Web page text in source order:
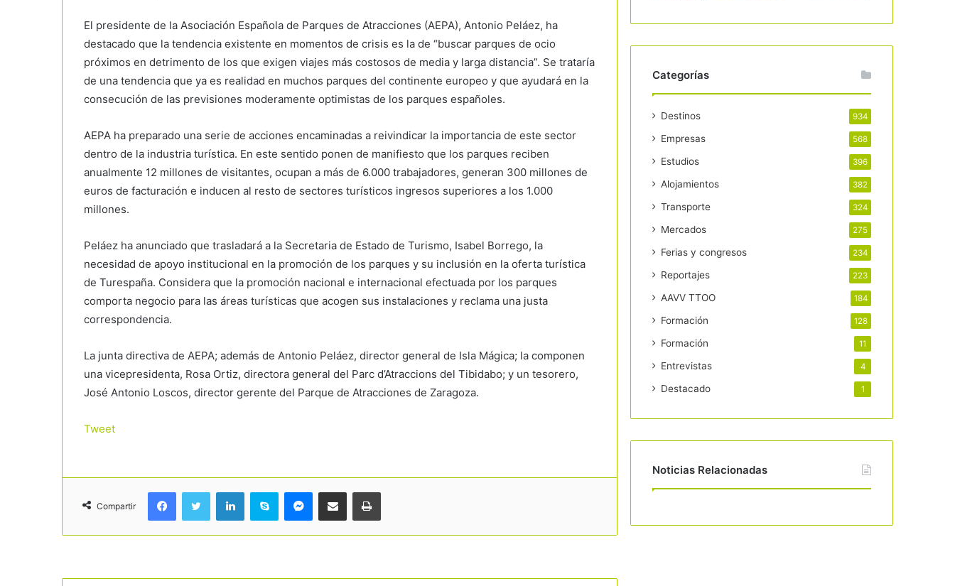
El presidente de la Asociación Española de Parques de Atracciones (AEPA), Antonio Peláez, ha
destacado que la tendencia existente en momentos de crisis es la de “buscar parques de ocio
próximos en detrimento de los que exigen viajes más costosos de media y larga distancia”. Se trataría
de una tendencia que ya es realidad en muchos parques del continente europeo y que ayudará en la
consecución de las previsiones moderamente optimistas de los parques españoles.
AEPA ha preparado una serie de acciones encaminadas a reivindicar la importancia de este sector
dentro de la industria turística. En este sentido ponen de manifiesto que los parques reciben
anualmente 12 millones de visitantes, ocupan a más de 6.000 trabajadores, generan 300 millones de
euros de facturación e inducen al resto de sectores turísticos ingresos superiores a los 1.000
millones.
Peláez ha anunciado que trasladará a la Secretaria de Estado de Turismo, Isabel Borrego, la
necesidad de apoyo institucional en la promoción de los parques y su inclusión en la oferta turística
de Turespaña. Considera que la promoción nacional e internacional efectuada por los parques
comporta negocio para las áreas turísticas que acogen sus instalaciones y reclama una justa
correspondencia.
La junta directiva de AEPA; además de Antonio Peláez, director general de Isla Mágica; la componen
una vicepresidenta, Rosa Ortiz, directora general del Parc d’Atraccions del Tibidabo; y un tesorero,
José Antonio Loscos, director gerente del Parque de Atracciones de Zaragoza.
Tweet
Compartir
Categorías
Destinos 934
Empresas 568
Estudios 396
Alojamientos 382
Transporte 324
Mercados 275
Ferias y congresos 234
Reportajes 223
AAVV TTOO 184
Formación 128
Formación 11
Entrevistas 4
Destacado 1
Noticias Relacionadas